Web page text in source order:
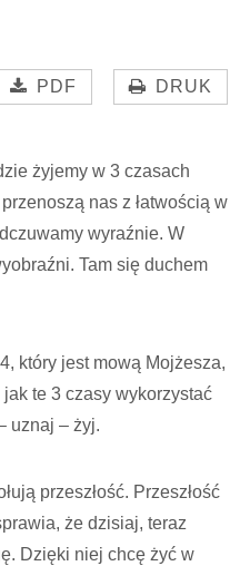
PDF DRUK
żyjemy w 3 czasach
nas z łatwością w
wyraźnie. W
Tam się duchem
który jest mową Mojżesza,
te 3 czasy wykorzystać
uznaj – żyj.
przeszłość. Przeszłość
że dzisiaj, teraz
Dzięki niej chcę żyć w